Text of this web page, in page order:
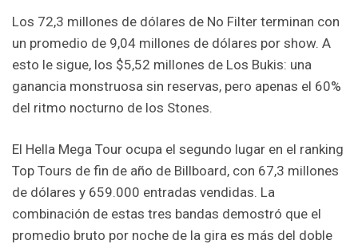
Los 72,3 millones de dólares de No Filter terminan con
un promedio de 9,04 millones de dólares por show. A
esto le sigue, los $5,52 millones de Los Bukis: una
ganancia monstruosa sin reservas, pero apenas el 60%
del ritmo nocturno de los Stones.
El Hella Mega Tour ocupa el segundo lugar en el ranking
Top Tours de fin de año de Billboard, con 67,3 millones
de dólares y 659.000 entradas vendidas. La
combinación de estas tres bandas demostró que el
promedio bruto por noche de la gira es más del doble